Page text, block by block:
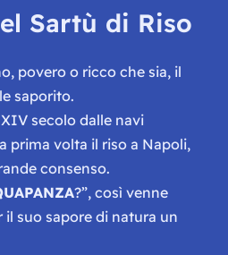
Sartù di Riso
povero o ricco che sia, il
saporito.
secolo dalle navi
prima volta il riso a Napoli,
consenso.
?”, così venne
suo sapore di natura un